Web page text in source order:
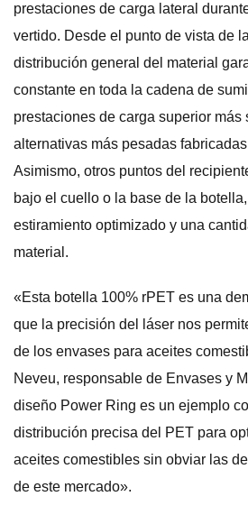
prestaciones de carga lateral
vertido. Desde el punto de vista de
distribución general del material
constante en toda la cadena de
prestaciones de carga superior más
alternativas más pesadas
Asimismo, otros puntos del
bajo el cuello o la base de la
estiramiento optimizado y una
material.
«Esta botella 100% rPET es una
que la precisión del láser nos
de los envases para aceites
Neveu, responsable de Envases y
diseño Power Ring es un ejemplo
distribución precisa del PET para
aceites comestibles sin obviar las
de este mercado».